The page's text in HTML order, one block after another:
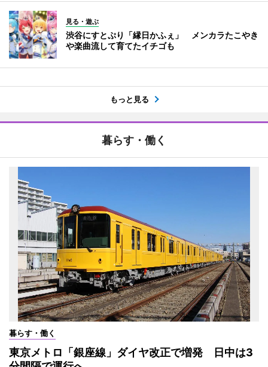
見る・遊ぶ
渋谷にすとぷり「縁日かふぇ」 メンカラたこやき
や楽曲流して育てたイチゴも
もっと見る
暮らす・働く
暮らす・働く
東京メトロ「銀座線」ダイヤ改正で増発 日中は3